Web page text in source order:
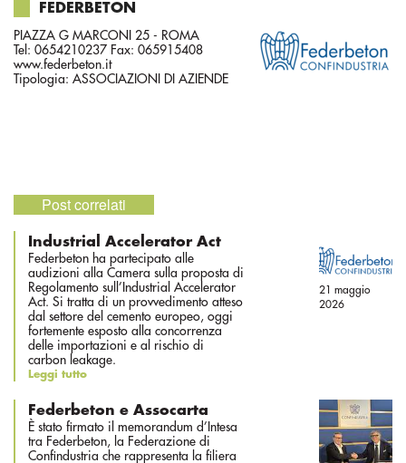
FEDERBETON
PIAZZA G MARCONI 25 - ROMA
Tel: 0654210237 Fax: 065915408
www.federbeton.it
Tipologia: ASSOCIAZIONI DI AZIENDE
Post correlati
Industrial Accelerator Act
Federbeton ha partecipato alle
audizioni alla Camera sulla proposta di
Regolamento sull’Industrial Accelerator
Act. Si tratta di un provvedimento atteso
dal settore del cemento europeo, oggi
fortemente esposto alla concorrenza
delle importazioni e al rischio di
carbon leakage.
Leggi tutto
21 maggio
2026
Federbeton e Assocarta
È stato firmato il memorandum d’Intesa
tra Federbeton, la Federazione di
Confindustria che rappresenta la filiera